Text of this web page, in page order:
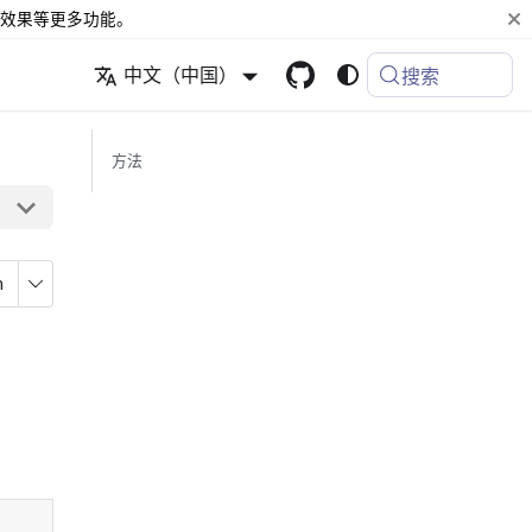
果等更多功能。
中文（中国） 搜索
方法